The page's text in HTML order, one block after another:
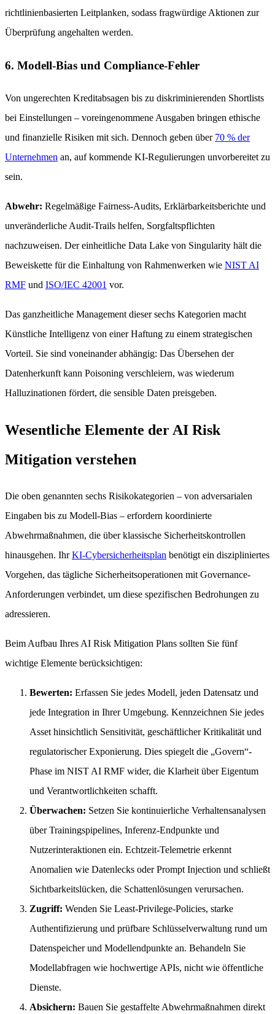
richtlinienbasierten Leitplanken, sodass fragwürdige Aktionen zur
Überprüfung angehalten werden.
6. Modell-Bias und Compliance-Fehler
Von ungerechten Kreditabsagen bis zu diskriminierenden Shortlists
bei Einstellungen – voreingenommene Ausgaben bringen ethische
und finanzielle Risiken mit sich. Dennoch geben über 70 % der
Unternehmen an, auf kommende KI-Regulierungen unvorbereitet zu
sein.
Abwehr: Regelmäßige Fairness-Audits, Erklärbarkeitsberichte und
unveränderliche Audit-Trails helfen, Sorgfaltspflichten
nachzuweisen. Der einheitliche Data Lake von Singularity hält die
Beweiskette für die Einhaltung von Rahmenwerken wie NIST AI
RMF und ISO/IEC 42001 vor.
Das ganzheitliche Management dieser sechs Kategorien macht
Künstliche Intelligenz von einer Haftung zu einem strategischen
Vorteil. Sie sind voneinander abhängig: Das Übersehen der
Datenherkunft kann Poisoning verschleiern, was wiederum
Halluzinationen fördert, die sensible Daten preisgeben.
Wesentliche Elemente der AI Risk
Mitigation verstehen
Die oben genannten sechs Risikokategorien – von adversarialen
Eingaben bis zu Modell-Bias – erfordern koordinierte
Abwehrmaßnahmen, die über klassische Sicherheitskontrollen
hinausgehen. IhrKI-Cybersicherheitsplan benötigt ein diszipliniertes
Vorgehen, das tägliche Sicherheitsoperationen mit Governance-
Anforderungen verbindet, um diese spezifischen Bedrohungen zu
adressieren.
Beim Aufbau Ihres AI Risk Mitigation Plans sollten Sie fünf
wichtige Elemente berücksichtigen:
Bewerten: Erfassen Sie jedes Modell, jeden Datensatz und
jede Integration in Ihrer Umgebung. Kennzeichnen Sie jedes
Asset hinsichtlich Sensitivität, geschäftlicher Kritikalität und
regulatorischer Exponierung. Dies spiegelt die „Govern“-
Phase im NIST AI RMF wider, die Klarheit über Eigentum
und Verantwortlichkeiten schafft.
Überwachen: Setzen Sie kontinuierliche Verhaltensanalysen
über Trainingspipelines, Inferenz-Endpunkte und
Nutzerinteraktionen ein. Echtzeit-Telemetrie erkennt
Anomalien wie Datenlecks oder Prompt Injection und schließt
Sichtbarkeitslücken, die Schattenlösungen verursachen.
Zugriff: Wenden Sie Least-Privilege-Policies, starke
Authentifizierung und prüfbare Schlüsselverwaltung rund um
Datenspeicher und Modellendpunkte an. Behandeln Sie
Modellabfragen wie hochwertige APIs, nicht wie öffentliche
Dienste.
Absichern: Bauen Sie gestaffelte Abwehrmaßnahmen direkt